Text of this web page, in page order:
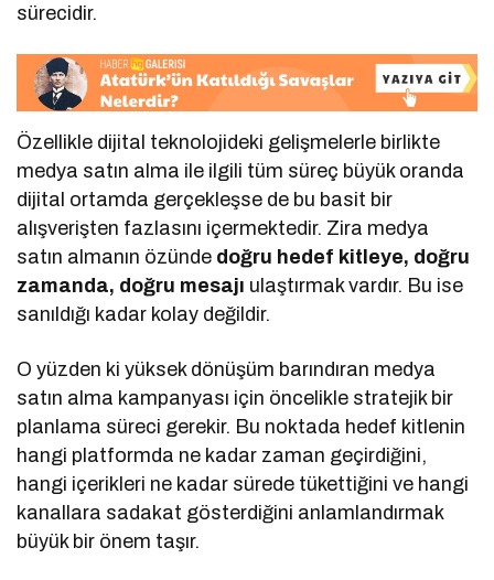
sürecidir.
Özellikle dijital teknolojideki gelişmelerle birlikte
medya satın alma ile ilgili tüm süreç büyük oranda
dijital ortamda gerçekleşse de bu basit bir
alışverişten fazlasını içermektedir. Zira medya
satın almanın özünde doğru hedef kitleye, doğru
zamanda, doğru mesajı ulaştırmak vardır. Bu ise
sanıldığı kadar kolay değildir.
O yüzden ki yüksek dönüşüm barındıran medya
satın alma kampanyası için öncelikle stratejik bir
planlama süreci gerekir. Bu noktada hedef kitlenin
hangi platformda ne kadar zaman geçirdiğini,
hangi içerikleri ne kadar sürede tükettiğini ve hangi
kanallara sadakat gösterdiğini anlamlandırmak
büyük bir önem taşır.